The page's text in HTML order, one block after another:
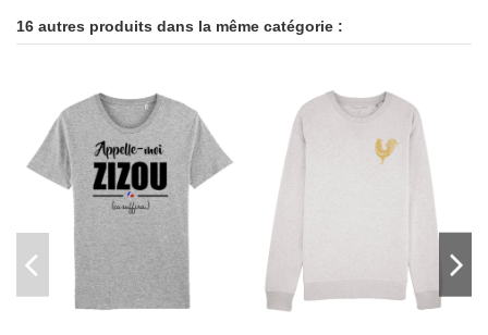
16 autres produits dans la même catégorie :